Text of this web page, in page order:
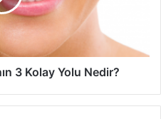
3 Kolay Yolu Nedir?